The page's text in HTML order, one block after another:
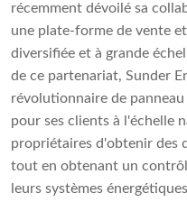
récemment dévoilé sa
une plate-forme de vente
diversifiée et à grande
de ce partenariat, Sunder
révolutionnaire de
pour ses clients à l'échelle
propriétaires d'obtenir des
tout en obtenant un
leurs systèmes